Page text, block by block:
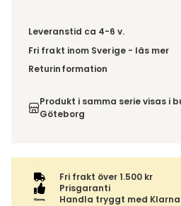
Leveranstid ca 4-6 v.
Fri frakt inom Sverige - läs mer
Denna vara skickas till ett ombud.
varan ihop med andra produkter
tillsammans med samma
Returinformation
inte av ångerrätten.
Produkt i samma serie visas i
Göteborg
Fri frakt över 1.500 kr
Prisgaranti
Handla tryggt med Klarna